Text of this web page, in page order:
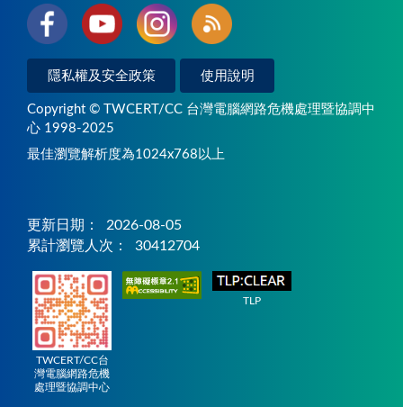
隱私權及安全政策 使用說明
Copyright © TWCERT/CC 台灣電腦網路危機處理暨協調中
心 1998-2025
最佳瀏覽解析度為1024x768以上
更新日期：
2026-08-05
累計瀏覽人次：
30412704
TWCERT/CC台
灣電腦網路危機
處理暨協調中心
TLP